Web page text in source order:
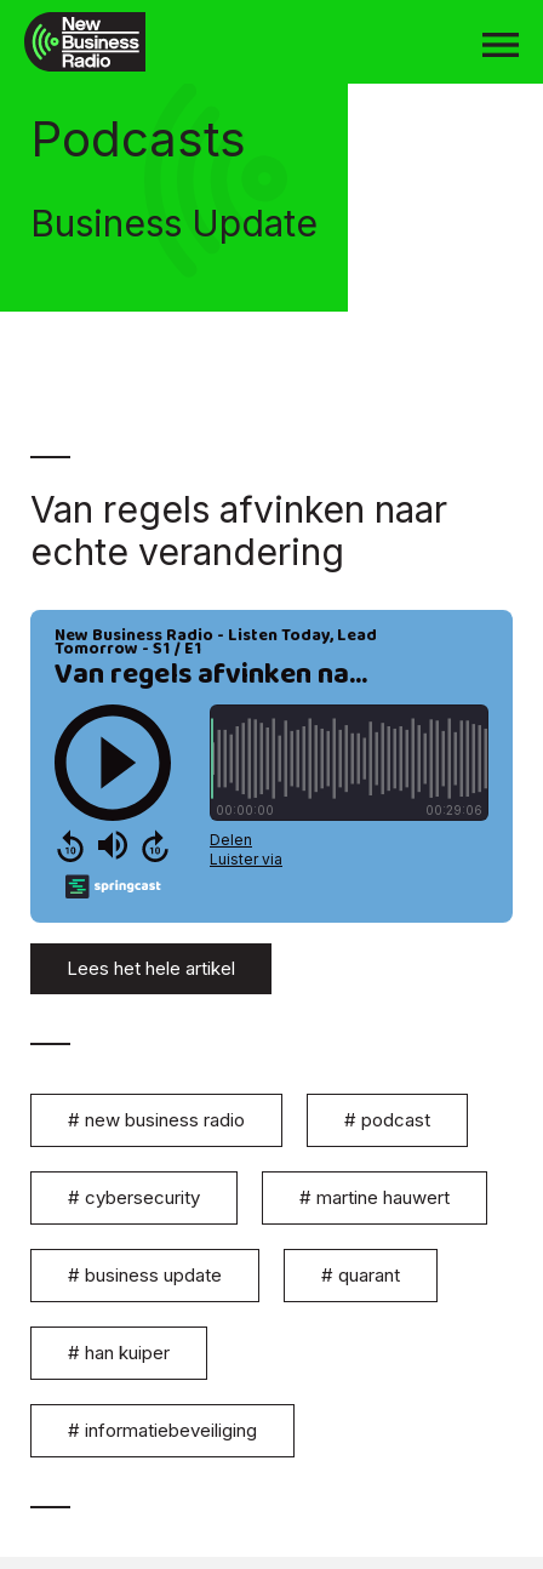
Podcasts
Business Update
Van regels afvinken naar
echte verandering
Lees het hele artikel
# new business radio # podcast
# cybersecurity # martine hauwert
# business update # quarant
# han kuiper
# informatiebeveiliging